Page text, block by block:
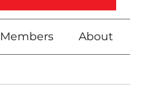
Members About